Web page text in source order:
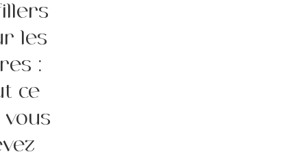
les
:
ce